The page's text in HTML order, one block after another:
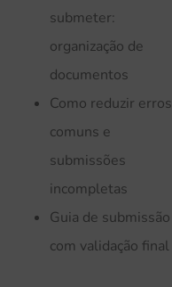
submeter:
organização de
documentos
Como reduzir erros
comuns e
submissões
incompletas
Guia de submissão
com validação final